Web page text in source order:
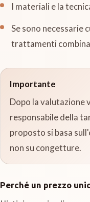
I materiali e la
Se sono necessarie
trattamenti
Importante
Dopo la valutazione
responsabile della
proposto si basa
non su congetture.
Perché un prezzo